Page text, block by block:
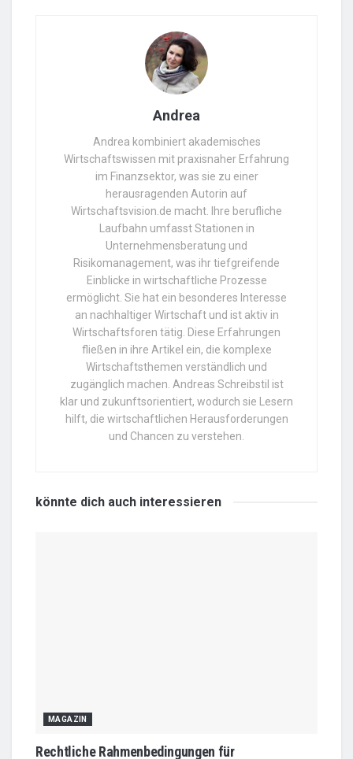
Andrea
Andrea kombiniert akademisches
Wirtschaftswissen mit praxisnaher Erfahrung
im Finanzsektor, was sie zu einer
herausragenden Autorin auf
Wirtschaftsvision.de macht. Ihre berufliche
Laufbahn umfasst Stationen in
Unternehmensberatung und
Risikomanagement, was ihr tiefgreifende
Einblicke in wirtschaftliche Prozesse
ermöglicht. Sie hat ein besonderes Interesse
an nachhaltiger Wirtschaft und ist aktiv in
Wirtschaftsforen tätig. Diese Erfahrungen
fließen in ihre Artikel ein, die komplexe
Wirtschaftsthemen verständlich und
zugänglich machen. Andreas Schreibstil ist
klar und zukunftsorientiert, wodurch sie Lesern
hilft, die wirtschaftlichen Herausforderungen
und Chancen zu verstehen.
könnte dich auch interessieren
MAGAZIN
Rechtliche Rahmenbedingungen für